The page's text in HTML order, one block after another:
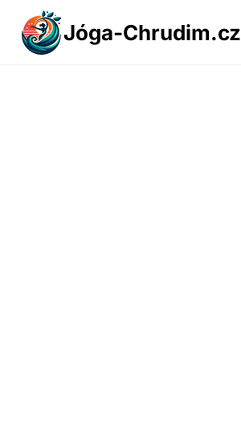
Přeskočit
obsah
Jóga-Chrudim.cz